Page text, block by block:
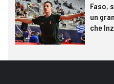
Faso,
un
che